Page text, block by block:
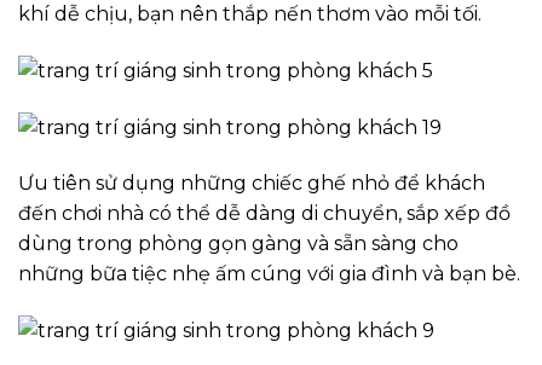
khí dễ chịu, bạn nên thắp nến thơm vào mỗi tối.
Ưu tiên sử dụng những chiếc ghế nhỏ để khách
đến chơi nhà có thể dễ dàng di chuyển, sắp xếp đồ
dùng trong phòng gọn gàng và sẵn sàng cho
những bữa tiệc nhẹ ấm cúng với gia đình và bạn bè.